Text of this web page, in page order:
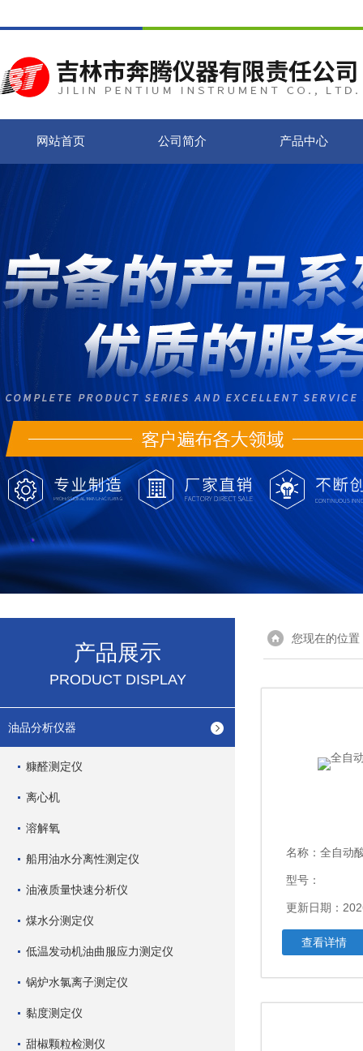
网站首页 公司简介 产品中心
产品展示
PRODUCT DISPLAY
油品分析仪器
糠醛测定仪
离心机
溶解氧
船用油水分离性测定仪
油液质量快速分析仪
煤水分测定仪
低温发动机油曲服应力测定仪
锅炉水氯离子测定仪
黏度测定仪
甜椒颗粒检测仪
您现在的位置
名称： 全自动
型号：
更新日期：
查看详情